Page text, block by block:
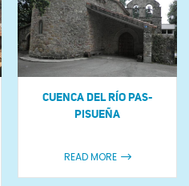
CUENCA DEL RÍO PAS-
PISUEÑA
READ MORE